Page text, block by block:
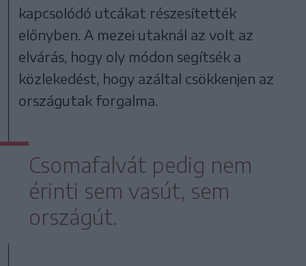
kapcsolódó utcákat részesítették
előnyben. A mezei utaknál az volt az
elvárás, hogy oly módon segítsék a
közlekedést, hogy azáltal csökkenjen az
országutak forgalma.
Csomafalvát pedig nem
érinti sem vasút, sem
országút.